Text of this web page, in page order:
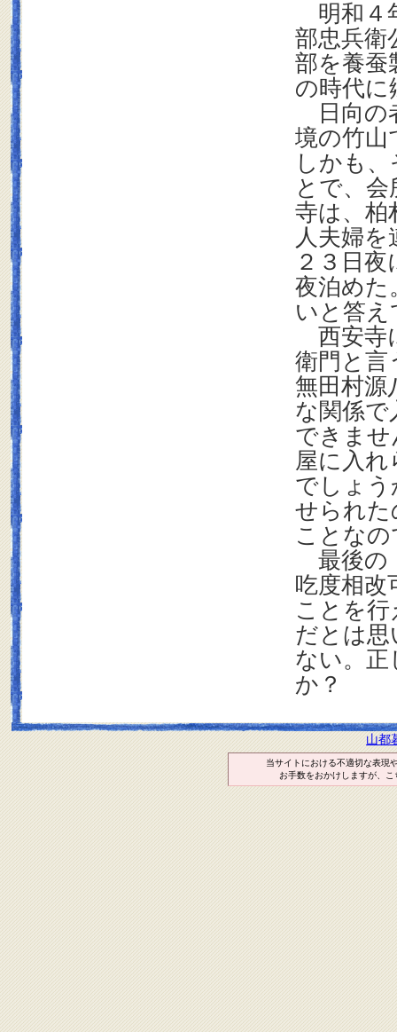
明和４
部忠兵衛
部を養蚕
の時代に
日向の
境の竹山
しかも
とで、
寺は、柏
人夫婦
２３日
夜泊めた
いと答
西安寺
衛門と言
無田村源
な関係で
できませ
屋に入
でしょう
せられた
ことな
最後の
吃度相改
ことを
だとは
ない。
か？
山都
当サイトにおける不適切な表現
お手数をおかけしますが、こ